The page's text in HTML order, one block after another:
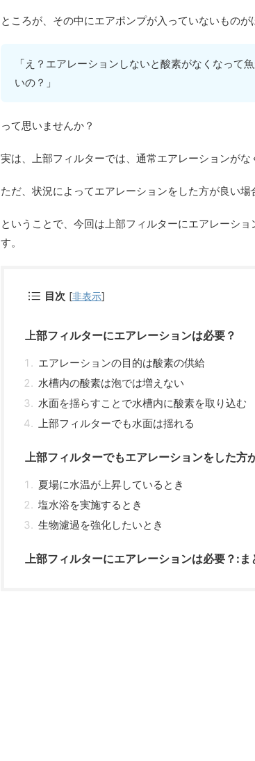
ところが、その中にエアポンプが入っていないものが
「え？エアレーションしないと酸素がなくなって
いの？」
って思いませんか？
実は、上部フィルターでは、通常エアレーションがな
ただ、状況によってエアレーションをした方が良い場
ということで、今回は上部フィルターにエアレーシ
す。
目次 [非表示]
上部フィルターにエアレーションは必要？
エアレーションの目的は酸素の供給
水槽内の酸素は泡では増えない
水面を揺らすことで水槽内に酸素を取り込む
上部フィルターでも水面は揺れる
上部フィルターでもエアレーションをした方
夏場に水温が上昇しているとき
塩水浴を実施するとき
生物濾過を強化したいとき
上部フィルターにエアレーションは必要？:ま